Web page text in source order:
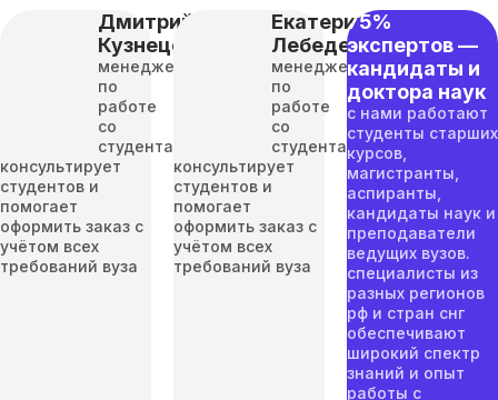
Дмитрий
Кузнецов
менеджер
по
работе
со
студентами
консультирует
студентов и
помогает
оформить заказ с
учётом всех
требований вуза
Екатерина
Лебедева
менеджер
по
работе
со
студентами
консультирует
студентов и
помогает
оформить заказ с
учётом всех
требований вуза
75%
экспертов —
кандидаты и
доктора наук
с нами работают
студенты старших
курсов,
магистранты,
аспиранты,
кандидаты наук и
преподаватели
ведущих вузов.
специалисты из
разных регионов
рф и стран снг
обеспечивают
широкий спектр
знаний и опыт
работы с